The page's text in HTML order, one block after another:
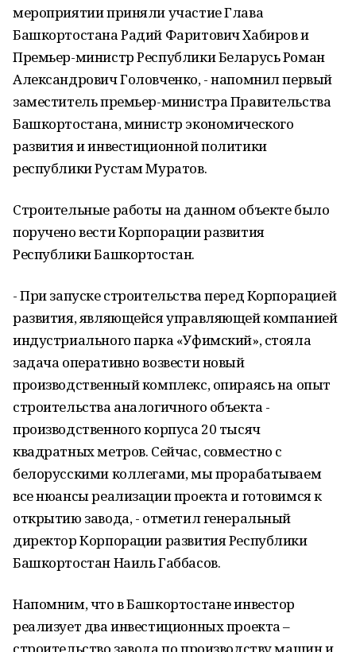
мероприятии приняли участие Глава
Башкортостана Радий Фаритович Хабиров и
Премьер-министр Республики Беларусь Роман
Александрович Головченко, - напомнил первый
заместитель премьер-министра Правительства
Башкортостана, министр экономического
развития и инвестиционной политики
республики Рустам Муратов.
Строительные работы на данном объекте было
поручено вести Корпорации развития
Республики Башкортостан.
- При запуске строительства перед Корпорацией
развития, являющейся управляющей компанией
индустриального парка «Уфимский», стояла
задача оперативно возвести новый
производственный комплекс, опираясь на опыт
строительства аналогичного объекта -
производственного корпуса 20 тысяч
квадратных метров. Сейчас, совместно с
белорусскими коллегами, мы прорабатываем
все нюансы реализации проекта и готовимся к
открытию завода, - отметил генеральный
директор Корпорации развития Республики
Башкортостан Наиль Габбасов.
Напомним, что в Башкортостане инвестор
реализует два инвестиционных проекта –